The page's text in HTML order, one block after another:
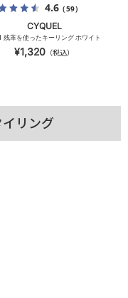
4.6（59）
CYQUEL
残革を使ったキーリング ホワイト
¥1,320 （税込）
リング